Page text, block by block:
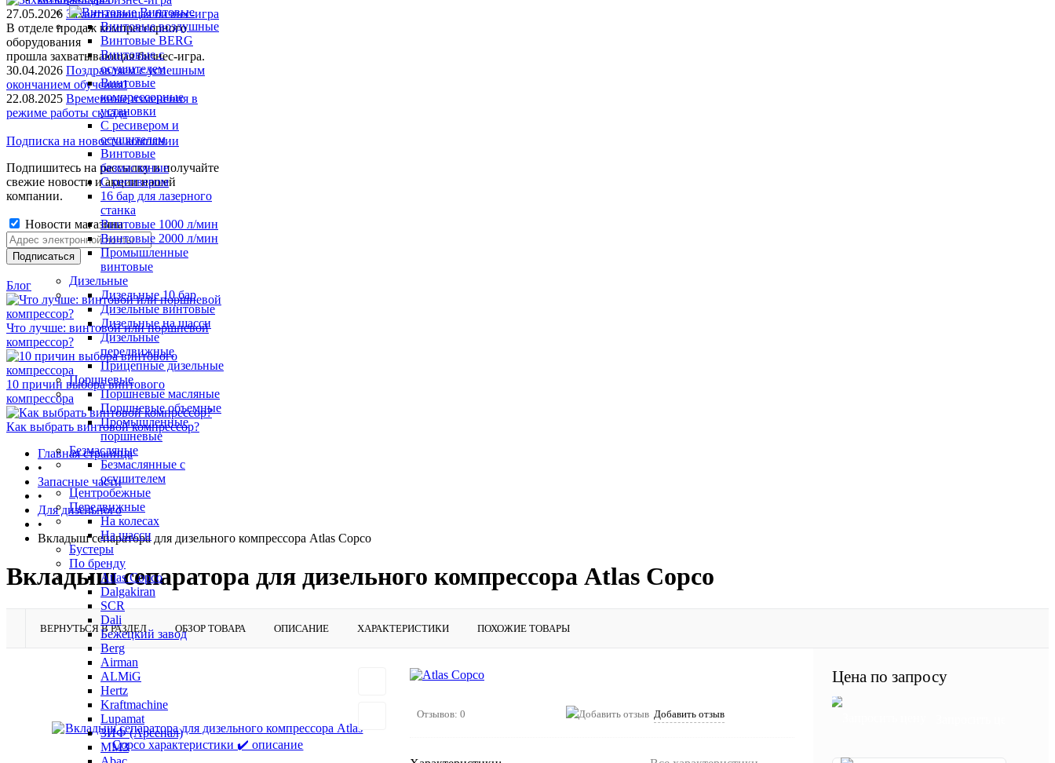
Винтовые
Винтовые воздушные
Винтовые BERG
Винтовые с
осушителем
Винтовые
компрессорные
установки
C ресивером и
осушителем
Винтовые
безмасляные
C ресивером
16 бар для лазерного
станка
Винтовые 1000 л/мин
Винтовые 2000 л/мин
Промышленные
винтовые
Дизельные
Дизельные 10 бар
Дизельные винтовые
Дизельные на шасси
Дизельные
передвижные
Прицепные дизельные
Поршневые
Поршневые масляные
Поршневые объемные
Промышленные
поршневые
Безмасляные
Безмаслянные с
осушителем
Центробежные
Передвижные
На колесах
На шасси
Бустеры
По бренду
Atlas Copco
Dalgakiran
SCR
Dali
Бежецкий завод
Berg
Airman
ALMiG
Hertz
Kraftmachine
Lupamat
ЗИФ (Арсенал)
ММЗ
27.05.2026 Захватывающая бизнес-игра
В отделе продаж компрессорного
оборудования
прошла захватывающая бизнес-игра.
30.04.2026 Поздравляем с успешным
окончанием обучения!
22.08.2025 Временные изменения в
режиме работы склада
Подписка на новости компании
Подпишитесь на рассылку и получайте
свежие новости и акции нашей
компании.
Новости магазина
Блог
Что лучше: винтовой или поршневой
компрессор?
10 причин выбора винтового
компрессора
Как выбрать винтовой компрессор?
Главная страница
•
Запасные части
•
Для дизельного
•
Вкладыш сепаратора для дизельного компрессора Atlas Copco
Вкладыш сепаратора для дизельного компрессора Atlas Copco
ВЕРНУТЬСЯ В РАЗДЕЛ ОБЗОР ТОВАРА ОПИСАНИЕ ХАРАКТЕРИСТИКИ ПОХОЖИЕ ТОВАРЫ
Отзывов: 0 Добавить отзыв
Цена по запросу